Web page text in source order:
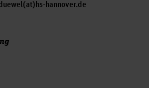
hannover.de